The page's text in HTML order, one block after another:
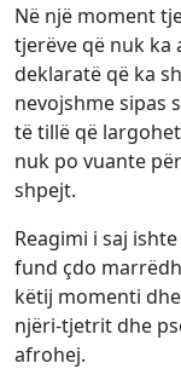
Në një moment
tjerëve që nuk ka
deklaratë që ka
nevojshme sipas
të tillë që
nuk po vuante
shpejt.
Reagimi i saj
fund çdo
këtij momenti
njëri-tjetrit dhe
afrohej.